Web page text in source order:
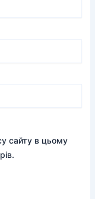
сайту в цьому